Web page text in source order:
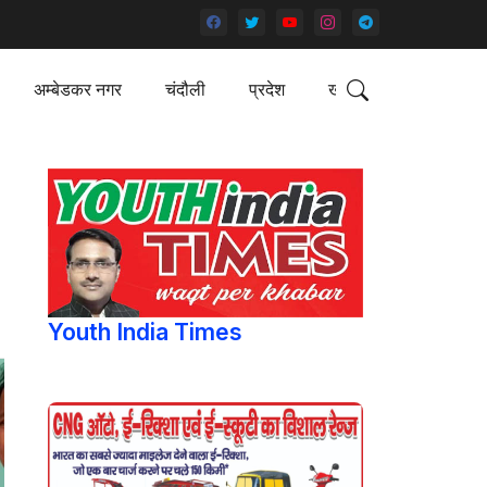
अम्बेडकर नगर चंदौली प्रदेश खेल
Youth India Times